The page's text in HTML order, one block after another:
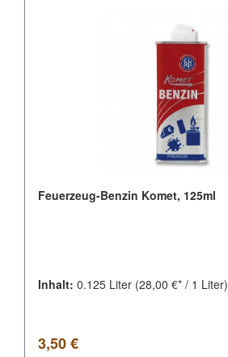
Feuerzeug-Benzin Komet, 125ml
Inhalt: 0.125 Liter (28,00 €* / 1 Liter)
Regulärer Preis:
3,50 €